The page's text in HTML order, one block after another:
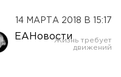
14 МАРТА 2018 В 15:17
ЕАНовости